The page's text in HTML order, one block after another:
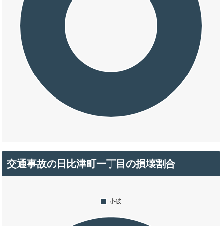
交通事故の日比津町一丁目の損壊割合